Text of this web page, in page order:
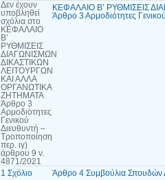
Δεν έχουν
υποβληθεί
σχόλια στο
ΚΕΦΑΛΑΙΟ
Β’
ΡΥΘΜΙΣΕΙΣ
ΔΙΑΓΩΝΙΣΜΩΝ
ΔΙΚΑΣΤΙΚΩΝ
ΛΕΙΤΟΥΡΓΩΝ
ΚΑΙ ΑΛΛΑ
ΟΡΓΑΝΩΤΙΚΑ
ΖΗΤΗΜΑΤΑ
Άρθρο 3
Αρμοδιότητες
Γενικού
Διευθυντή –
Τροποποίηση
περ. ιγ)
άρθρου 9 ν.
4871/2021
ΚΕΦΑΛΑΙΟ Β’ ΡΥΘΜΙΣΕΙΣ
Άρθρο 3 Αρμοδιότητες
1 Σχόλιο
Άρθρο 4 Συμβούλια Σπουδών